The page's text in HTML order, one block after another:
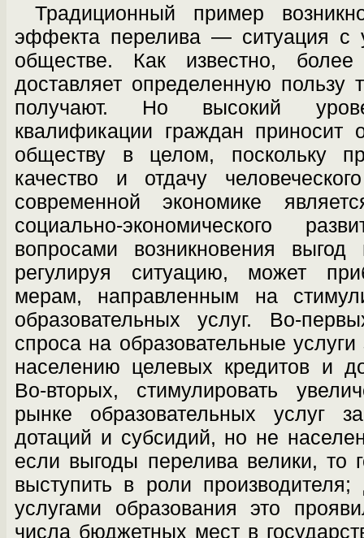
Традиционный пример
эф­фекта перелива — ситуация с
обществе. Как известно, более
доставляет определен­ную
получают. Но высокий
квалификации граждан приносит
обществу в целом, поскольку
качество и отдачу
современной экономике
социаль­но-экономического
вопросами возник­новения выгод
регулируя ситуацию, может
мерам, направленным на
образовательных услуг. Во-
спроса на образовательные
населению целевых кредитов и
Во-вторых, стимулировать
рынке об­разовательных услуг
дотаций и субсидий, но не
если выгоды перелива вели­ки, то
выступить в роли
услугами образования это
числа бюджетных мест в